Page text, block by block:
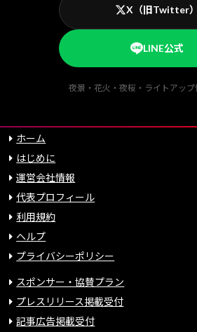
X（旧Twitter）
LINE公式
夜景・花火・夜桜・ライトアッ
ホーム
はじめに
運営会社情報
代表プロフィール
利用規約
ヘルプ
プライバシーポリシー
スポンサー・協賛プラン
プレスリリース掲載受付
記事広告掲載受付